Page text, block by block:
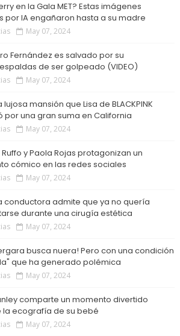
en la Gala MET? Estas imágenes
por IA engañaron hasta a su madre
May 07, 2024
Fernández es salvado por su
de ser golpeado (VIDEO)
May 07, 2024
lujosa mansión que Lisa de BLACKPINK
por una gran suma en California
May 07, 2024
y Paola Rojas protagonizan un
cómico en las redes sociales
May 07, 2024
conductora admite que ya no quería
durante una cirugía estética
May 07, 2024
busca nuera! Pero con una condición
que ha generado polémica
May 07, 2024
comparte un momento divertido
la ecografía de su bebé
May 07, 2024